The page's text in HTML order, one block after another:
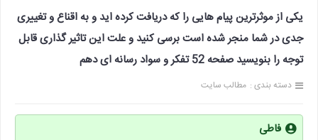
یکی از موثرترین پیام هایی را که دریافت کرده اید و به اقناع و تغییری
جدی در شما منجر شده است برسی کنید و علت این تاثیر گذاری قابل
توجه را بنویسید صفحه 52 تفکر و سواد رسانه ای دهم
دسته بندی : مطالب سایت
فاطی